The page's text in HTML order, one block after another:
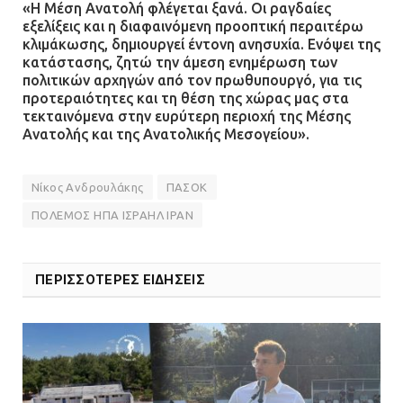
Ασπρόπυργο – Ήχησε το 112
09.07.2026 | 09:19
Δίωξη για απόπειρα
ανθρωποκτονίας στους δύο
αστυνομικούς
αστυνομικών
Ο δήμαρχος Μάνδρας δώρισε όλους
τους μισθούς του 2025 στο Θριάσιο
«Η Μέση Ανατολή φλέγεται ξανά. Οι ραγδαίες
εξελίξεις και η διαφαινόμενη προοπτική περαιτέρω
κλιμάκωσης, δημιουργεί έντονη ανησυχία. Ενόψει της
κατάστασης, ζητώ την άμεση ενημέρωση των
πολιτικών αρχηγών από τον πρωθυπουργό, για τις
προτεραιότητες και τη θέση της χώρας μας στα
τεκταινόμενα στην ευρύτερη περιοχή της Μέσης
Ανατολής και της Ανατολικής Μεσογείου».
Νίκος Ανδρουλάκης ΠΑΣΟΚ
ΠΟΛΕΜΟΣ ΗΠΑ ΙΣΡΑΗΛ ΙΡΑΝ
ΠΕΡΙΣΣΟΤΕΡΕΣ ΕΙΔΗΣΕΙΣ